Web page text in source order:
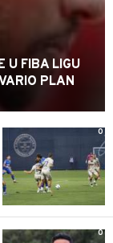
U FIBA LIGU
PLAN
0
0